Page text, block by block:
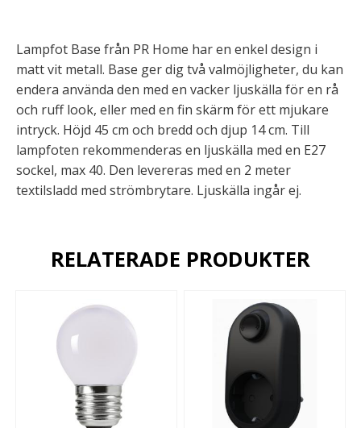
Lampfot Base från PR Home har en enkel design i
matt vit metall. Base ger dig två valmöjligheter, du kan
endera använda den med en vacker ljuskälla för en rå
och ruff look, eller med en fin skärm för ett mjukare
intryck. Höjd 45 cm och bredd och djup 14 cm. Till
lampfoten rekommenderas en ljuskälla med en E27
sockel, max 40. Den levereras med en 2 meter
textilsladd med strömbrytare. Ljuskälla ingår ej.
RELATERADE PRODUKTER